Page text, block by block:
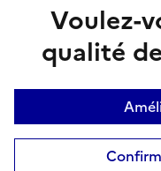
Voulez-
qualité